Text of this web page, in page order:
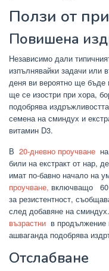
Ползи от
Повишена
Независимо дали
изпълнявайки задачи или
деня ви вероятно ще бъде
ще се изостри при хора,
подобрява
семена на сминдух и
витамин D3.
В 20-дневно проучване
били на екстракт от нар,
имат по-бавно начало на
проучване, включващо 60
за резистентност,
след добавяне на
възрастни в продължение
ашваганда подобрява
Отслабване